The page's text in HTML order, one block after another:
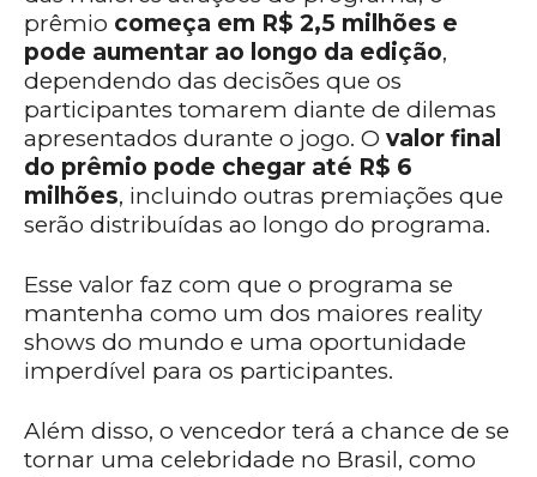
prêmio começa em R$ 2,5 milhões e
pode aumentar ao longo da edição,
dependendo das decisões que os
participantes tomarem diante de dilemas
apresentados durante o jogo. O valor final
do prêmio pode chegar até R$ 6
milhões, incluindo outras premiações que
serão distribuídas ao longo do programa.
Esse valor faz com que o programa se
mantenha como um dos maiores reality
shows do mundo e uma oportunidade
imperdível para os participantes.
Além disso, o vencedor terá a chance de se
tornar uma celebridade no Brasil, como